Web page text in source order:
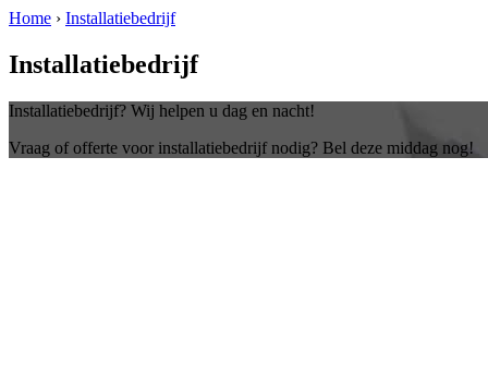
Home › Installatiebedrijf
Installatiebedrijf
Installatiebedrijf? Wij helpen u dag en nacht!
Vraag of offerte voor installatiebedrijf nodig? Bel deze middag nog!